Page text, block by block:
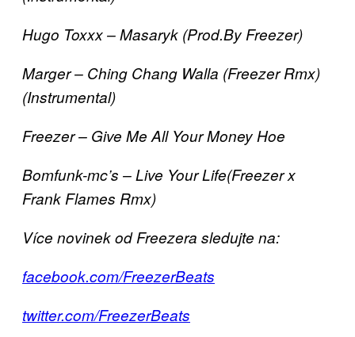
Hugo Toxxx – Masaryk (Prod.By Freezer)
Marger – Ching Chang Walla (Freezer Rmx)
(Instrumental)
Freezer – Give Me All Your Money Hoe
Bomfunk-mc’s – Live Your Life(Freezer x
Frank Flames Rmx)
Více novinek od Freezera sledujte na:
facebook.com/FreezerBeats
twitter.com/FreezerBeats